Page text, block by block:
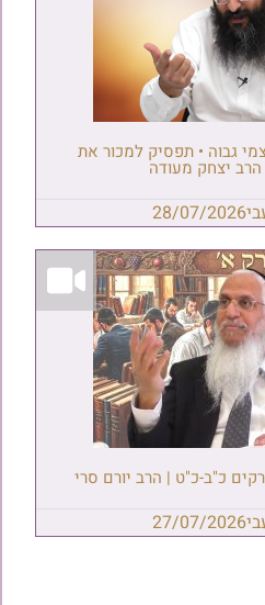
גבוה • תפסיק למכור את
הרב יצחק מעודה
28/07/2026
כ"ב-כ"ט | הרב יורם סרי
27/07/2026